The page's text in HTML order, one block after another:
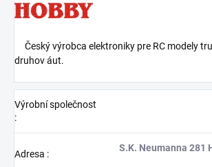
Český výrobca elektroniky pre RC modely
druhov áut.
Výrobní společnost
:
Adresa :
S.K. Neumanna 281